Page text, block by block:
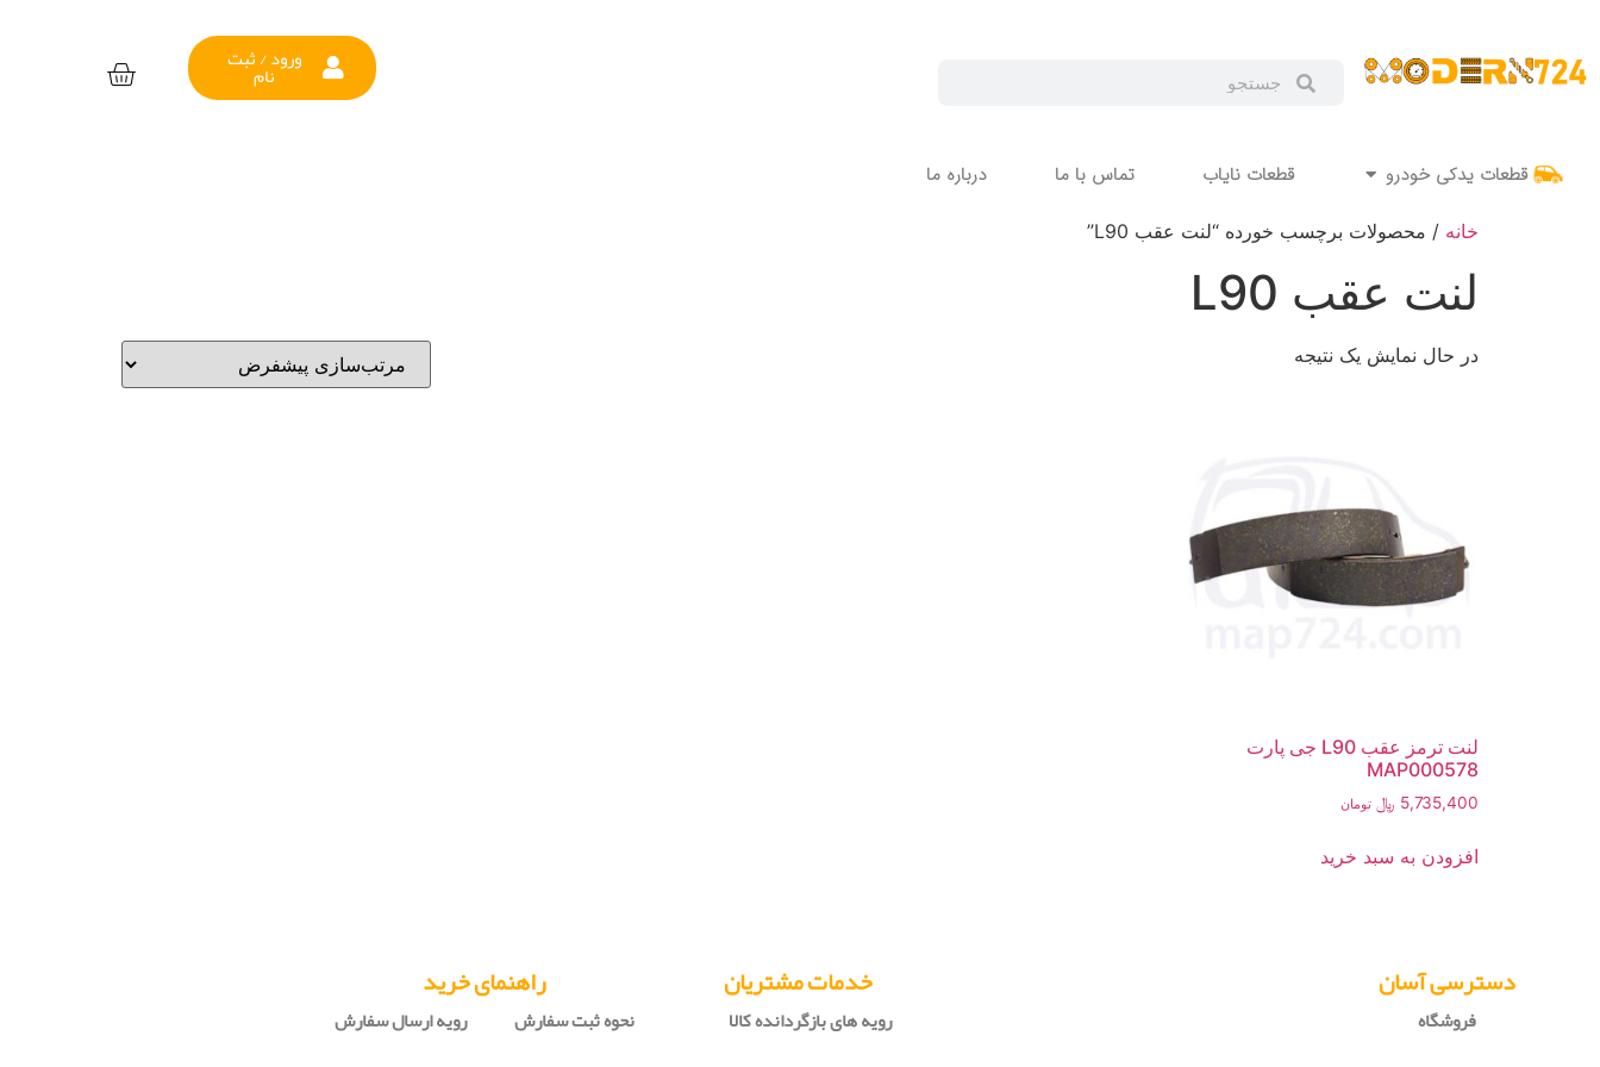
ورود / ثبت
نام
قطعات یدکی خودرو قطعات نایاب تماس با ما درباره ما
خانه / محصولات برچسب خورده “لنت عقب L90”
لنت عقب L90
در حال نمایش یک نتیجه
لنت ترمز عقب L90 جی پارت
MAP000578
5,735,400 ﷼ تومان
افزودن به سبد خرید
دسترسی آسان
فروشگاه
خدمات مشتریان
رویه های بازگردانده کالا
راهنمای خرید
نحوه ثبت سفارش
رویه ارسال سفارش